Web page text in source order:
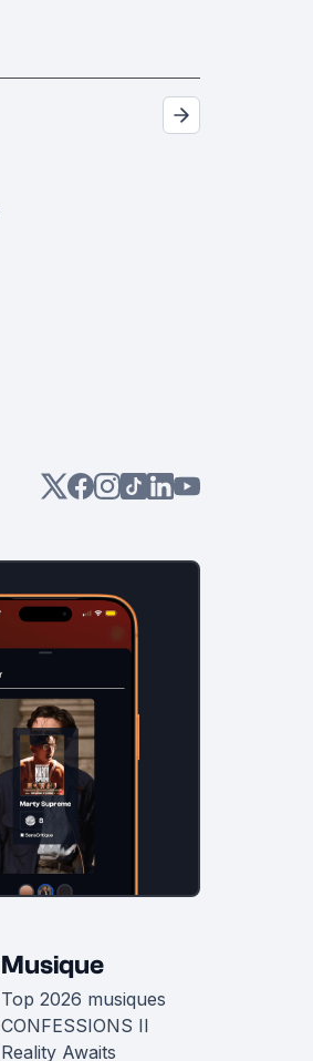
Musique
Top 2026 musiques
CONFESSIONS II
Reality Awaits